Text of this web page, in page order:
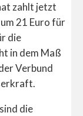
zahlt jetzt
21 Euro für
die
in dem Maß
Verbund
die